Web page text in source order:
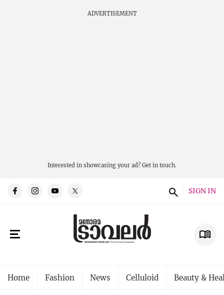
ADVERTISEMENT
Interested in showcasing your ad? Get in touch.
SIGN IN
Home Fashion News Celluloid Beauty &